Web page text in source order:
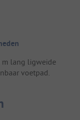
m lang ligweide
voetpad.